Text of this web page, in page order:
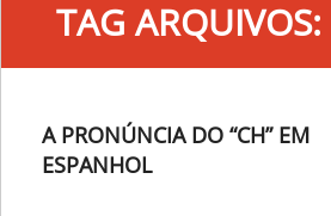
TAG ARQUIVOS:
A PRONÚNCIA DO “CH” EM
ESPANHOL